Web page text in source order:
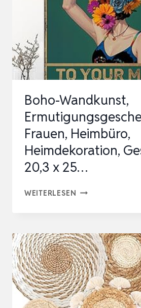
DEKO
KINDERZIMMER
WAND
REGALE
KLEIN
F…
Boho-Wandkunst,
Frauen, Heimbüro,
Heimdekoration,
20,3 x 25…
WEITERLESEN BOHO-
FÜR
FRAUEN,
HEIMBÜRO,
GESCHENKE,